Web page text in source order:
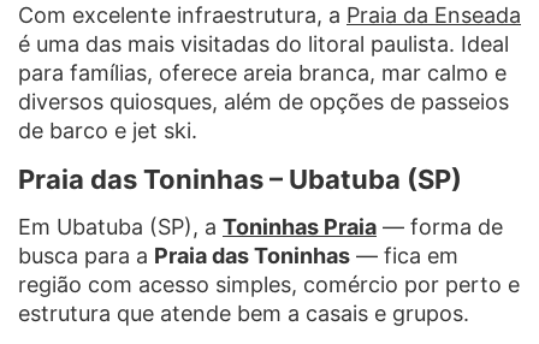
Com excelente infraestrutura, a Praia da Enseada
é uma das mais visitadas do litoral paulista. Ideal
para famílias, oferece areia branca, mar calmo e
diversos quiosques, além de opções de passeios
de barco e jet ski.
Praia das Toninhas – Ubatuba (SP)
Em Ubatuba (SP), a Toninhas Praia — forma de
busca para a Praia das Toninhas — fica em
região com acesso simples, comércio por perto e
estrutura que atende bem a casais e grupos.